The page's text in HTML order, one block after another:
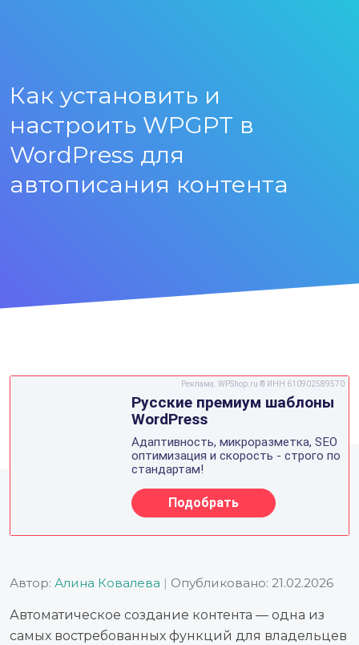
Как установить и
настроить WPGPT в
WordPress для
автописания контента
Автор: Алина Ковалева | Опубликовано: 21.02.2026
Автоматическое создание контента — одна из
самых востребованных функций для владельцев